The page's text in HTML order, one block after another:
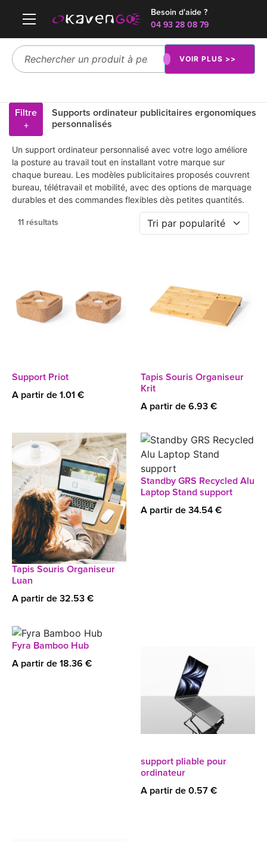
Besoin d'aide ?
04 93 28 08 79
VOIR PLUS >>
Filtre
+
Supports ordinateur publicitaires ergonomiques
personnalisés
Un support ordinateur personnalisé avec votre logo améliore
la posture au travail tout en installant votre marque sur
chaque bureau. Les modèles publicitaires proposés couvrent
bureau, télétravail et mobilité, avec des options de marquage
durables et des commandes flexibles dès petites quantités.
11 résultats
Support Priot
A partir de 1.01 €
Tapis Souris Organiseur
Krit
A partir de 6.93 €
Tapis Souris Organiseur
Luan
A partir de 32.53 €
Standby GRS Recycled Alu
Laptop Stand support
A partir de 34.54 €
Fyra Bamboo Hub
A partir de 18.36 €
support pliable pour
ordinateur
A partir de 0.57 €